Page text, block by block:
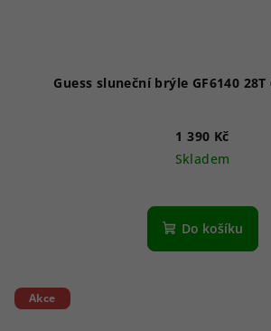
1 390 Kč
Skladem
Do košíku
Akce